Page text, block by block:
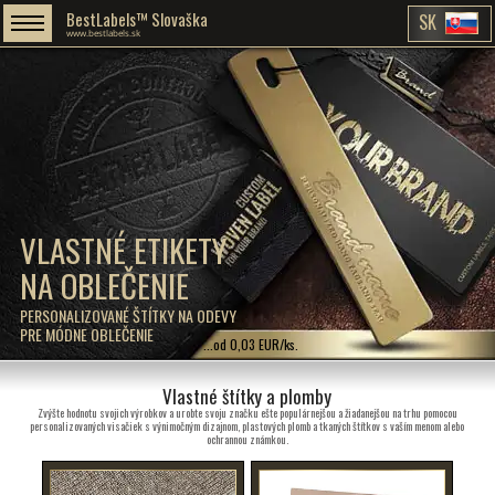
VLASTNÉ ETIKETY
NA OBLEČENIE
PERSONALIZOVANÉ ŠTÍTKY NA ODEVY
PRE MÓDNE OBLEČENIE
BestLabels™ Slovaška
www.bestlabels.sk SK
...od 0,03 EUR/ks.
Vlastné štítky a plomby
Zvýšte hodnotu svojich výrobkov a urobte svoju značku ešte populárnejšou a žiadanejšou na trhu pomocou
personalizovaných visačiek s výnimočným dizajnom, plastových plomb a tkaných štítkov s vaším menom alebo
ochrannou známkou.